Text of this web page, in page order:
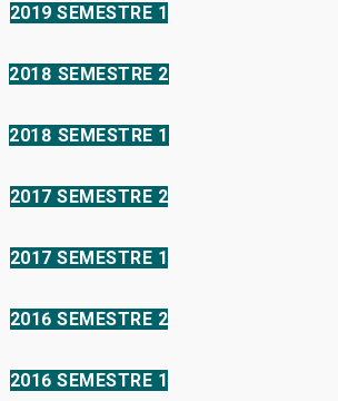
2019 SEMESTRE 1
2018 SEMESTRE 2
2018 SEMESTRE 1
2017 SEMESTRE 2
2017 SEMESTRE 1
2016 SEMESTRE 2
2016 SEMESTRE 1